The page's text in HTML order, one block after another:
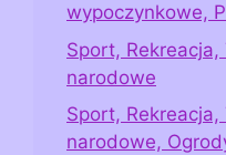
wypoczynkowe,
Sport,
narodowe
Sport,
narodowe,